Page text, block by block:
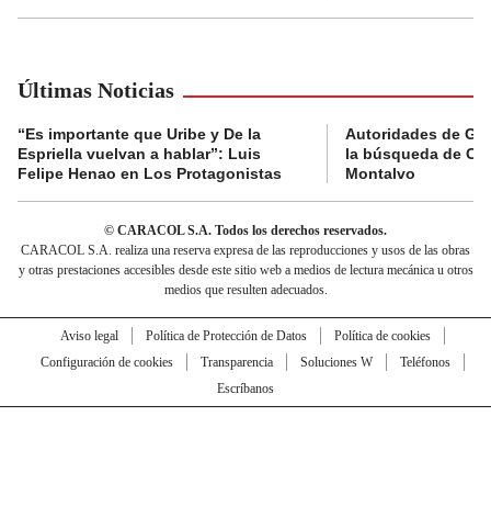
Últimas Noticias
“Es importante que Uribe y De la
Espriella vuelvan a hablar”: Luis
Felipe Henao en Los Protagonistas
Autoridades de
la búsqueda de
Montalvo
© CARACOL S.A. Todos los derechos reservados.
CARACOL S.A. realiza una reserva expresa de las reproducciones y usos de las obras
y otras prestaciones accesibles desde este sitio web a medios de lectura mecánica u otros
medios que resulten adecuados.
Aviso legal Política de Protección de Datos
Política de cookies
Configuración de cookies
Transparencia Soluciones W
Teléfonos
Escríbanos